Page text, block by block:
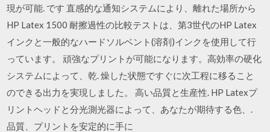
現が可能. です 直感的な通知システムにより、離れた場所から
HP Latex 1500 耐擦過性の比較テストは、第3世代のHP Latex
インクと一般的なハードソルベント(溶剤)インクを使用して行
っています。 頑強なプリントが可能になります。高効率の硬化
システムによって、乾. 燥した状態ですぐに次工程に移ること
のできる出力を実現しました。 高い品質と生産性. HP Latexプ
リントヘッドと分光測光器によって、あなたが期待する色、.
品質、プリントを安定的に手に